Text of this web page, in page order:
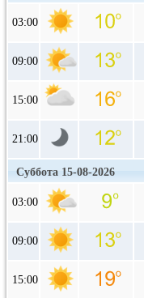
03:00
09:00
15:00
21:00
Суббота 15-08-2026
03:00
09:00
15:00